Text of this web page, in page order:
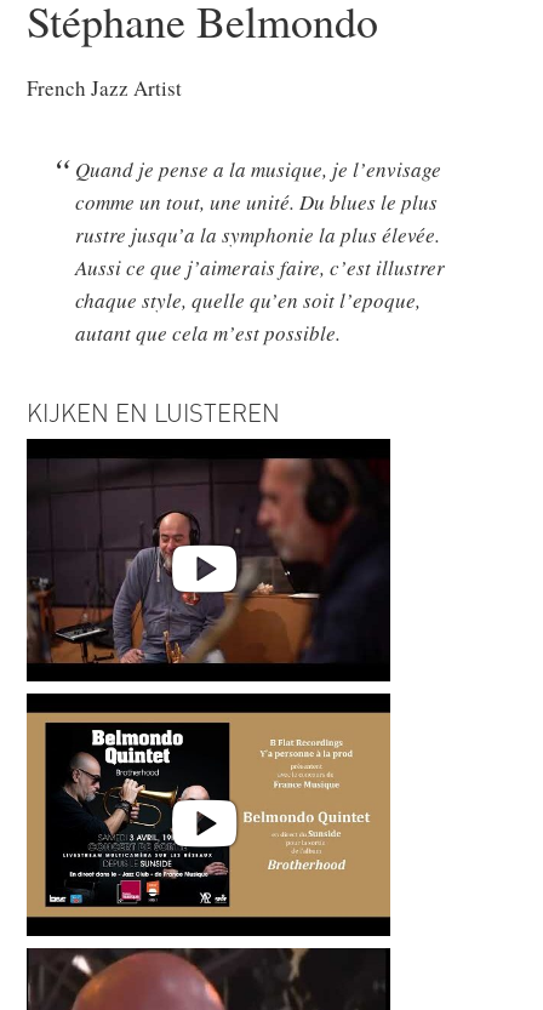
Stéphane Belmondo
French Jazz Artist
Quand je pense a la musique, je l’envisage
comme un tout, une unité. Du blues le plus
rustre jusqu’a la symphonie la plus élevée.
Aussi ce que j’aimerais faire, c’est illustrer
chaque style, quelle qu’en soit l’epoque,
autant que cela m’est possible.
KIJKEN EN LUISTEREN
Belmondo Quintet :
"Brotherhood" (bande-annonce)
Belmondo Quintet : Live au
Sunside (Jazz Club/France